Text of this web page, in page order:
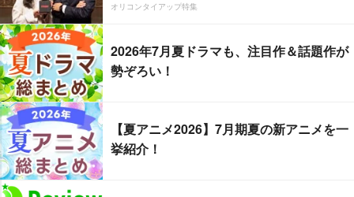
オリコンタイアップ特集
2026年7月夏ドラマも、注目作＆話題作が
勢ぞろい！
【夏アニメ2026】7月期夏の新アニメを一
挙紹介！